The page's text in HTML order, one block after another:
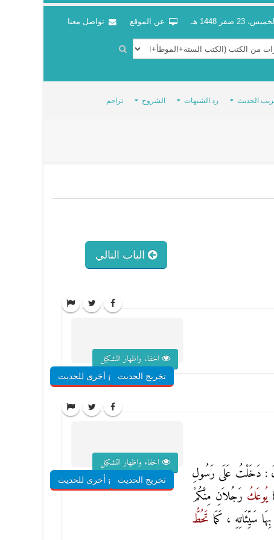
الخميس، 23 صفر 1448 هـ عن الموقع تواصل معنا
الحديث رد الشبهات الشروح تراجم
الباب التالي
اخفاء واظهار التشكيل
تخريج الحديثشروح أخرى للحديث
: دَخَلْتُ عَلَى رَسُولِ
يُوعَكُ رَجُلاَنِ مِنْكُمْ
، كَمَا تَحُطُّ
اخفاء واظهار التشكيل
تخريج الحديثشروح أخرى للحديث